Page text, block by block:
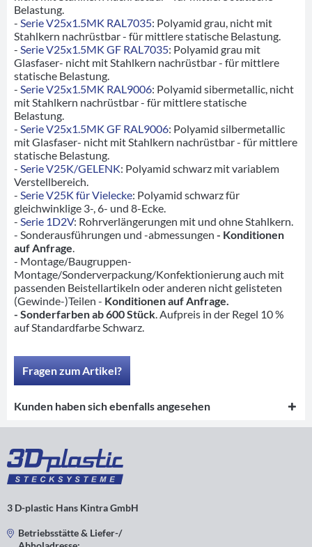
Belastung.
- Serie V25x1.5MK RAL7035: Polyamid grau, nicht mit
Stahlkern nachrüstbar - für mittlere statische Belastung.
- Serie V25x1.5MK GF RAL7035: Polyamid grau mit
Glasfaser- nicht mit Stahlkern nachrüstbar - für mittlere
statische Belastung.
- Serie V25x1.5MK RAL9006: Polyamid sibermetallic, nicht
mit Stahlkern nachrüstbar - für mittlere statische
Belastung.
- Serie V25x1.5MK GF RAL9006: Polyamid silbermetallic
mit Glasfaser- nicht mit Stahlkern nachrüstbar - für mittlere
statische Belastung.
- Serie V25K/GELENK: Polyamid schwarz mit variablem
Verstellbereich.
- Serie V25K für Vielecke: Polyamid schwarz für
gleichwinklige 3-, 6- und 8-Ecke.
- Serie 1D2V: Rohrverlängerungen mit und ohne Stahlkern.
- Sonderausführungen und -abmessungen - Konditionen
auf Anfrage
- Montage/Baugruppen-
Montage/Sonderverpackung/Konfektionierung auch mit
passenden Beistellartikeln oder anderen nicht gelisteten
(Gewinde-)Teilen - Konditionen auf Anfrage.
- Sonderfarben ab 600 Stück . Aufpreis in der Regel 10 %
auf Standardfarbe Schwarz.
Fragen zum Artikel?
Kunden haben sich ebenfalls angesehen
3 D-plastic Hans Kintra GmbH
Betriebsstätte & Liefer-/